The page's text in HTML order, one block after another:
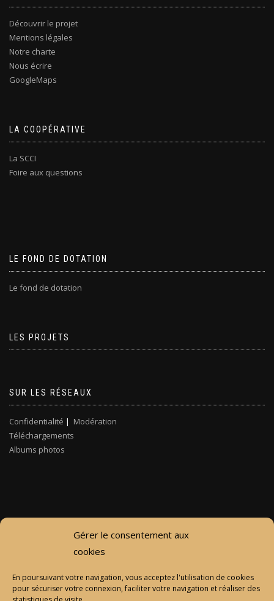
Gérer le consentement aux
cookies
En poursuivant votre navigation, vous acceptez l'utilisation de cookies
pour sécuriser votre connexion, faciliter votre navigation et réaliser des
Découvrir le projet
Mentions légales
Notre charte
Nous écrire
GoogleMaps
LA COOPÉRATIVE
La SCCI
Foire aux questions
LE FOND DE DOTATION
Le fond de dotation
LES PROJETS
SUR LES RÉSEAUX
Confidentialité | Modération
Téléchargements
Albums photos